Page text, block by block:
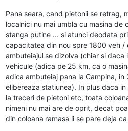
Pana seara, cand pietonii se retrag,
localnici nu mai umbla cu masina de
stanga putine ... si atunci deodata
capacitatea din nou spre 1800 veh /
ambuteiajul se dizolva (chiar si
vehicule (adica pe 25 km, ca o
adica ambuteiaj pana la Campina,
elibereaza statiunea). In plus daca
la treceri de pietoni etc, toata
nimeni nu mai are de oprit, decat
din coloana ramasa li se pare deja